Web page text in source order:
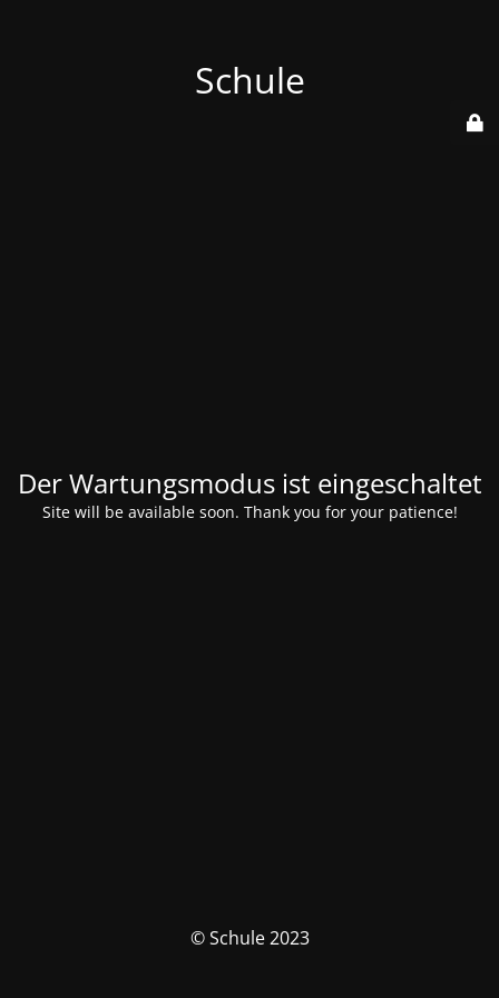
Schule
Der Wartungsmodus ist eingeschaltet
Site will be available soon. Thank you for your patience!
© Schule 2023